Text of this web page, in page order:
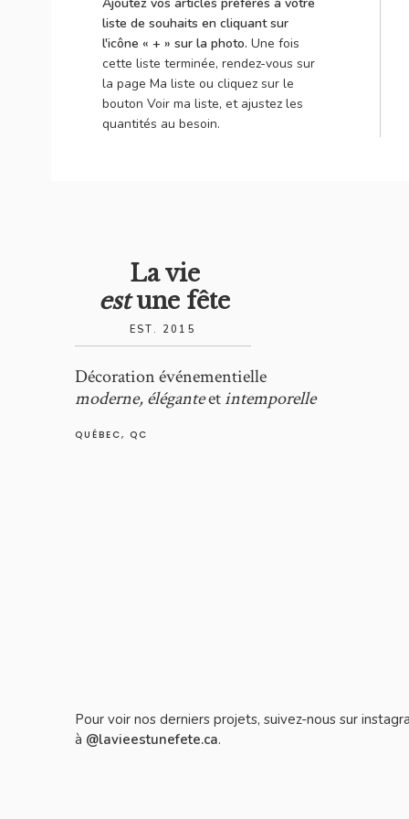
liste de souhaits en cliquant sur
l'icône « + » sur la photo. Une fois
cette liste terminée, rendez-vous sur
la page Ma liste ou cliquez sur le
bouton Voir ma liste, et ajustez les
quantités au besoin.
Pour voir nos derniers projets, suivez-nous sur
à @lavieestunefete.ca.
Décoration événementielle
moderne, éléganteetintemporelle
QUÉBEC, QC
La vie
estune fête
EST. 2015